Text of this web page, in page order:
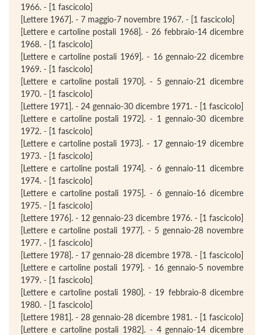
1966. - [1 fascicolo]
[Lettere 1967]. - 7 maggio-7 novembre 1967. - [1 fascicolo]
[Lettere e cartoline postali 1968]. - 26 febbraio-14 dicembre
1968. - [1 fascicolo]
[Lettere e cartoline postali 1969]. - 16 gennaio-22 dicembre
1969. - [1 fascicolo]
[Lettere e cartoline postali 1970]. - 5 gennaio-21 dicembre
1970. - [1 fascicolo]
[Lettere 1971]. - 24 gennaio-30 dicembre 1971. - [1 fascicolo]
[Lettere e cartoline postali 1972]. - 1 gennaio-30 dicembre
1972. - [1 fascicolo]
[Lettere e cartoline postali 1973]. - 17 gennaio-19 dicembre
1973. - [1 fascicolo]
[Lettere e cartoline postali 1974]. - 6 gennaio-11 dicembre
1974. - [1 fascicolo]
[Lettere e cartoline postali 1975]. - 6 gennaio-16 dicembre
1975. - [1 fascicolo]
[Lettere 1976]. - 12 gennaio-23 dicembre 1976. - [1 fascicolo]
[Lettere e cartoline postali 1977]. - 5 gennaio-28 novembre
1977. - [1 fascicolo]
[Lettere 1978]. - 17 gennaio-28 dicembre 1978. - [1 fascicolo]
[Lettere e cartoline postali 1979]. - 16 gennaio-5 novembre
1979. - [1 fascicolo]
[Lettere e cartoline postali 1980]. - 19 febbraio-8 dicembre
1980. - [1 fascicolo]
[Lettere 1981]. - 28 gennaio-28 dicembre 1981. - [1 fascicolo]
[Lettere e cartoline postali 1982]. - 4 gennaio-14 dicembre